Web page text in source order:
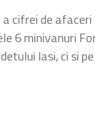
cifrei de
6 minivanuri
Iasi, ci si